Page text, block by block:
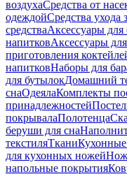
воздухаСредства от
одеждойСредства ухода
средстваАксессуары для
напитковАксессуары
приготовления
напитковНаборы для
для бутылокДомашний
снаОдеялаКомплекты
принадлежностей
покрывалаПолотенца
беруши для сна
текстиляТкани
для кухонных ножей
напольные покрытия